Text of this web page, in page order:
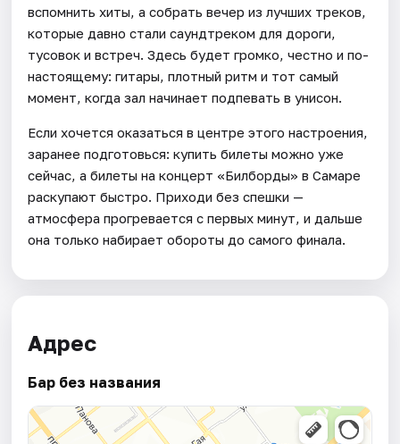
вспомнить хиты, а собрать вечер из лучших треков,
которые давно стали саундтреком для дороги,
тусовок и встреч. Здесь будет громко, честно и по-
настоящему: гитары, плотный ритм и тот самый
момент, когда зал начинает подпевать в унисон.
Если хочется оказаться в центре этого настроения,
заранее подготовься: купить билеты можно уже
сейчас, а билеты на концерт «Билборды» в Самаре
раскупают быстро. Приходи без спешки —
атмосфера прогревается с первых минут, и дальше
она только набирает обороты до самого финала.
Адрес
Бар без названия